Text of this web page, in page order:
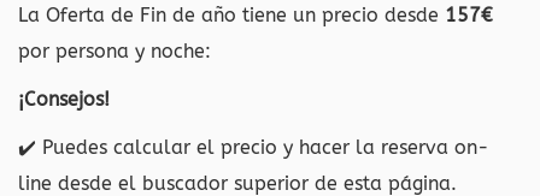
La Oferta de Fin de año tiene un precio desde 157€
por persona y noche:
¡Consejos!
✔️ Puedes calcular el precio y hacer la reserva on-
line desde el buscador superior de esta página.